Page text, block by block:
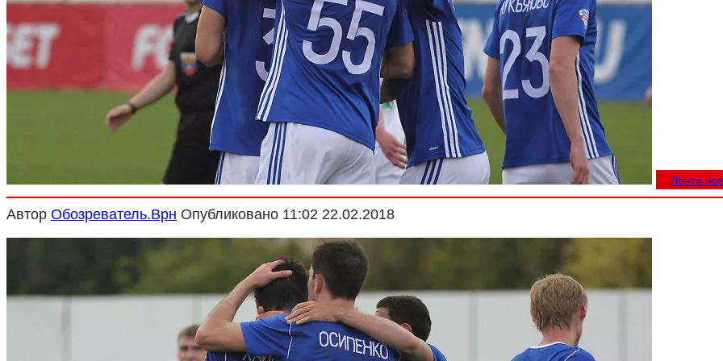
Криминал
Спорт
Черноземье
Лента
Автор Обозреватель.Врн Опубликовано 11:02 22.02.2018